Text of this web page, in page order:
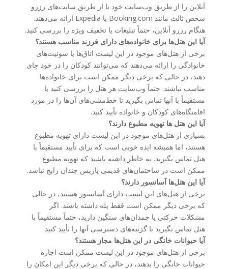
آنلاین را از طریق وب‌سایت خود یا از طریق سایت‌های رزرو
شخص ثالث مانند Booking.com یا Expedia ارائه می‌دهند.
هنگام رزرو آنلاین، حتماً تبلیغات یا تخفیف ویژه را بررسی کنید.
آیا این هتل‌ها برای خانواده‌های دارای فرزند مناسب هستند؟
برخی از هتل‌های موجود در این لیست اتاق‌ها یا سوئیت‌های
خانوادگی را ارائه می‌دهند که می‌توانند کودکان را در خود جای
دهند، در حالی که برخی دیگر ممکن است برای خانواده‌ها
مناسب نباشند. حتماً وب‌سایت هر هتل را بررسی کنید یا
مستقیماً با آنها تماس بگیرید تا خط‌مشی‌های آن‌ها را در مورد
اقامتگاه‌های کودکان و خانواده تأیید کنید.
آیا این هتل ها تهویه مطبوع دارند؟
بسیاری از هتل‌های موجود در این لیست دارای تهویه مطبوع
هستند، اما همیشه ایده خوبی است که برای تأیید مستقیماً با
هتل تماس بگیرید. به خاطر داشته باشید که تهویه مطبوع
ممکن است در ساختمان‌های قدیمی پاریس چندان رایج نباشد.
آیا این هتل‌ها آسانسور دارند؟
برخی از هتل‌های این لیست دارای آسانسور هستند، در حالی
که برخی دیگر ممکن است فقط پله داشته باشند. اگر
مشکلات حرکتی یا چمدان‌های سنگین دارید، حتماً مستقیماً با
هتل تماس بگیرید تا گزینه‌های دسترسی آنها را تأیید کنید.
آیا حیوانات خانگی در این هتل‌ها مجاز هستند؟
برخی از هتل‌های موجود در این لیست ممکن است اجازه
حیوانات خانگی را بدهند، در حالی که برخی دیگر این امکان را